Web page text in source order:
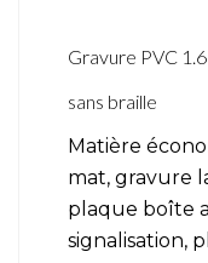
Gravure PVC
sans braille
Matière
mat, gravure
plaque boîte
signalisation,